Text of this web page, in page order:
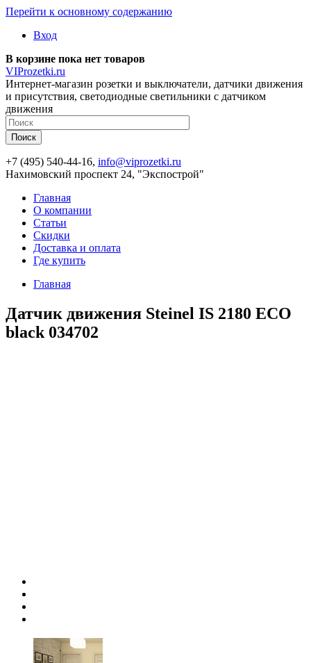
Перейти к основному содержанию
Вход
В корзине пока нет товаров
VIProzetki.ru
Интернет-магазин розетки и выключатели, датчики движения
и присутствия, светодиодные светильники с датчиком
движения
+7 (495) 540-44-16, info@viprozetki.ru
Нахимовский проспект 24, "Экспострой"
Главная
О компании
Статьи
Скидки
Доставка и оплата
Где купить
Главная
Датчик движения Steinel IS 2180 ECO
black 034702